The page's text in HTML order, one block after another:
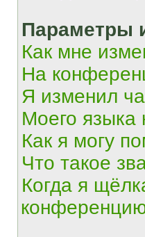
Параметры
Как мне
На
Я изменил
Моего языка
Как я могу
Что такое
Когда я